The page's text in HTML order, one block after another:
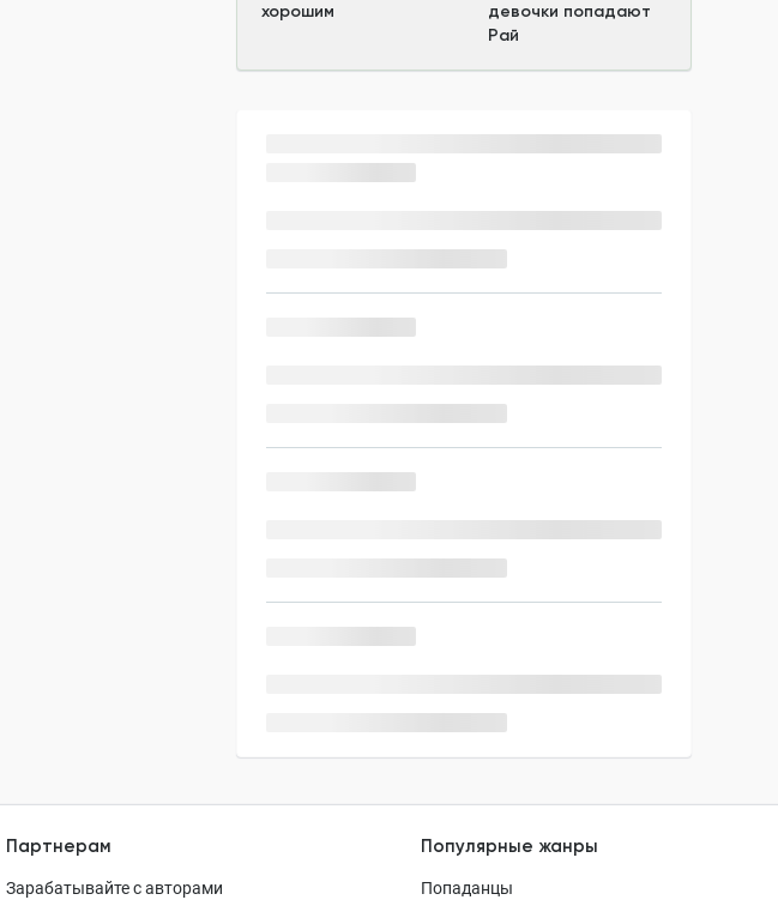
хорошим
девочки попадают
Рай
Партнерам
Зарабатывайте с авторами
Популярные жанры
Попаданцы